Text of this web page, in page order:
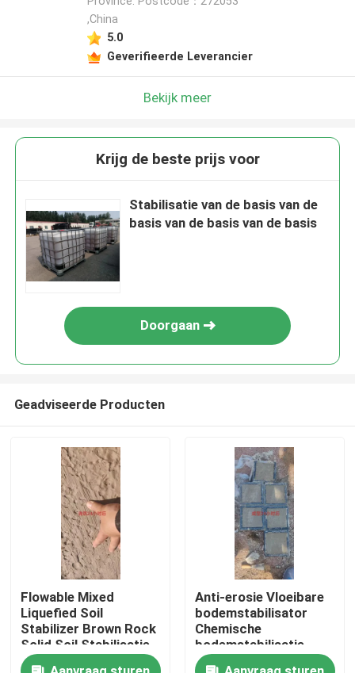
Thuis
Producten
Over ons
,China
5.0
Geverifieerde Leverancier
Bekijk meer
Krijg de beste prijs voor
Stabilisatie van de basis van de
basis van de basis van de basis
Doorgaan
Geadviseerde Producten
Flowable Mixed
Liquefied Soil
Stabilizer Brown Rock
Solid Soil Stabilisatie
Anti-erosie Vloeibare
bodemstabilisator
Chemische
bodemstabilisatie
vloeistof